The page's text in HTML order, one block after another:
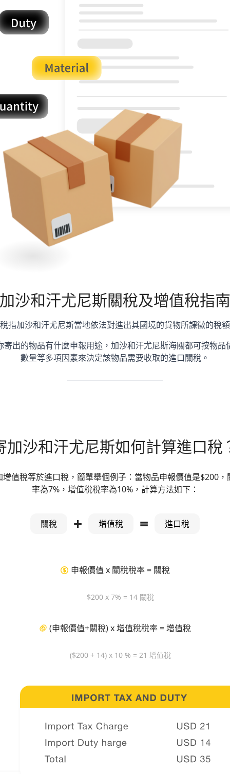
加沙和汗尤尼斯關稅及增值稅指南
指加沙和汗尤尼斯當地依法對進出其國境的貨物所課徵的稅
寄出的物品有什麼申報用途，加沙和汗尤尼斯海關都可按物品
數量等多項因素來決定該物品需要收取的進口關稅。
加沙和汗尤尼斯如何計算進口稅
增值稅等於進口稅，簡單舉個例子：當物品申報價值是$200，
率為7%，增值稅稅率為10%，計算方法如下：
關稅 + 增值稅 = 進口稅
申報價值 x 關稅稅率 = 關稅
$200 x 7% = 14 關稅
(申報價值+關稅) x 增值稅稅率 = 增值稅
($200 + 14) x 10 % = 21 增值稅